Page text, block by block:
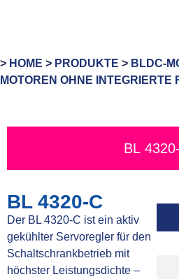
> HOME > PRODUKTE > BLDC-
MOTOREN OHNE INTEGRIERTE
BL
BL 4320-C
Der BL 4320-C ist ein aktiv
gekühlter Servoregler für den
Schaltschrankbetrieb mit
höchster Leistungsdichte –